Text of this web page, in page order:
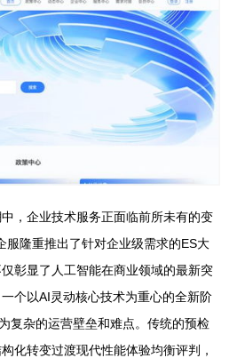
，企业技术服务正面临前所未有的变
服隆重推出了针对企业级需求的ES大
彰显了人工智能在商业领域的最新突
个以AI灵动核心技术为重心的全新阶
复杂的运营壁垒和难点。传统的预检
化转变过渡现代性能体验均衡评判，